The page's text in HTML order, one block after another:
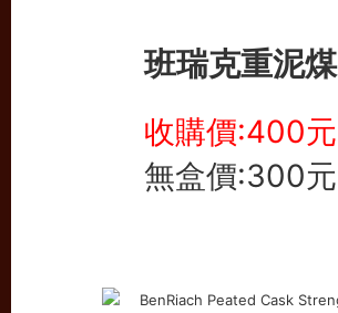
班瑞克重泥煤
收購價:400元
無盒價:300元